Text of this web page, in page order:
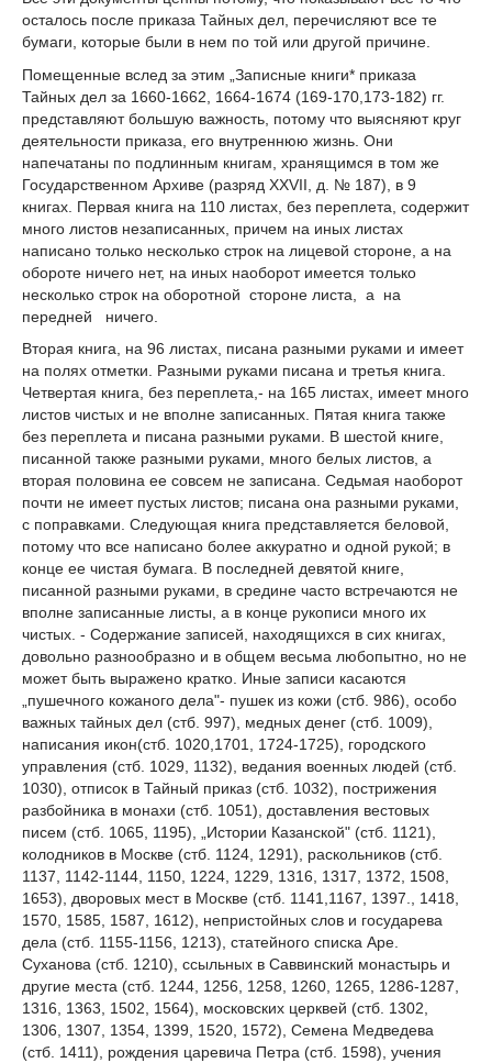
осталось после приказа Тайных дел, перечисляют все те
бумаги, которые были в нем по той или другой причине.
Помещенные вслед за этим „Записные книги* приказа
Тайных дел за 1660-1662, 1664-1674 (169-170,173-182) гг.
представляют большую важность, потому что выясняют круг
деятельности приказа, его внутреннюю жизнь. Они
напечатаны по подлинным книгам, хранящимся в том же
Государственном Архиве (разряд XXVII, д. № 187), в 9
книгах. Первая книга на 110 листах, без переплета, содержит
много листов незаписанных, причем на иных листах
написано только несколько строк на лицевой стороне, а на
обороте ничего нет, на иных наоборот имеется только
несколько строк на оборотной стороне листа, а на
передней ничего.
Вторая книга, на 96 листах, писана разными руками и имеет
на полях отметки. Разными руками писана и третья книга.
Четвертая книга, без переплета,- на 165 листах, имеет много
листов чистых и не вполне записанных. Пятая книга также
без переплета и писана разными руками. В шестой книге,
писанной также разными руками, много белых листов, а
вторая половина ее совсем не записана. Седьмая наоборот
почти не имеет пустых листов; писана она разными руками,
с поправками. Следующая книга представляется беловой,
потому что все написано более аккуратно и одной рукой; в
конце ее чистая бумага. В последней девятой книге,
писанной разными руками, в средине часто встречаются не
вполне записанные листы, а в конце рукописи много их
чистых. - Содержание записей, находящихся в сих книгах,
довольно разнообразно и в общем весьма любопытно, но не
может быть выражено кратко. Иные записи касаются
„пушечного кожаного дела"- пушек из кожи (стб. 986), особо
важных тайных дел (стб. 997), медных денег (стб. 1009),
написания икон(стб. 1020,1701, 1724-1725), городского
управления (стб. 1029, 1132), ведания военных людей (стб.
1030), отписок в Тайный приказ (стб. 1032), пострижения
разбойника в монахи (стб. 1051), доставления вестовых
писем (стб. 1065, 1195), „Истории Казанской" (стб. 1121),
колодников в Москве (стб. 1124, 1291), раскольников (стб.
1137, 1142-1144, 1150, 1224, 1229, 1316, 1317, 1372, 1508,
1653), дворовых мест в Москве (стб. 1141,1167, 1397., 1418,
1570, 1585, 1587, 1612), непристойных слов и государева
дела (стб. 1155-1156, 1213), статейного списка Аре.
Суханова (стб. 1210), ссыльных в Саввинский монастырь и
другие места (стб. 1244, 1256, 1258, 1260, 1265, 1286-1287,
1316, 1363, 1502, 1564), московских церквей (стб. 1302,
1306, 1307, 1354, 1399, 1520, 1572), Семена Медведева
(стб. 1411), рождения царевича Петра (стб. 1598), учения